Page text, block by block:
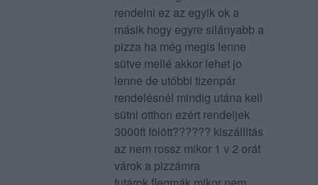
rendelni ez az egyik ok a
másik hogy egyre silányabb a
pizza ha még megis lenne
sütve mellé akkor lehet jo
lenne de utóbbi tizenpár
rendelésnél mindig utána kell
sütni otthon ezért rendeljek
3000ft fölött?????? kiszállitás
az nem rossz mikor 1 v 2 orát
várok a pizzámra